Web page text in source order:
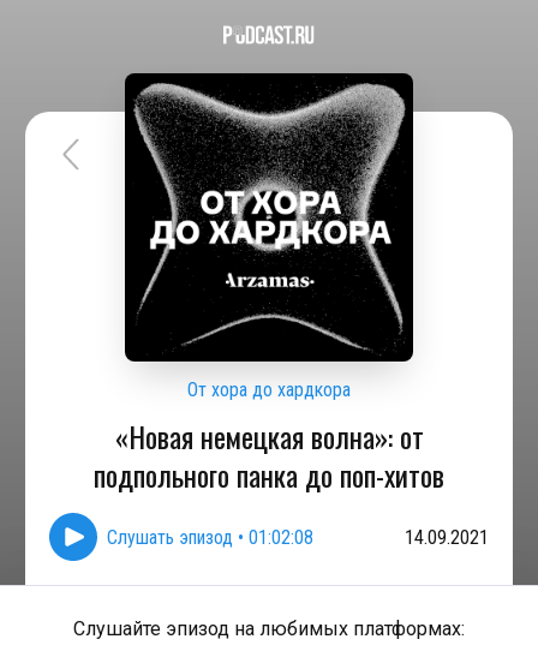
От хора до хардкора
«Новая немецкая волна»: от
подпольного панка до поп-хитов
Слушать эпизод • 01:02:08 14.09.2021
Слушайте эпизод на любимых платформах: